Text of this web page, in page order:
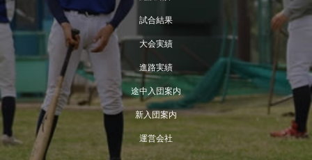
試合結果
大会実績
進路実績
途中入団案内
新入団案内
運営会社